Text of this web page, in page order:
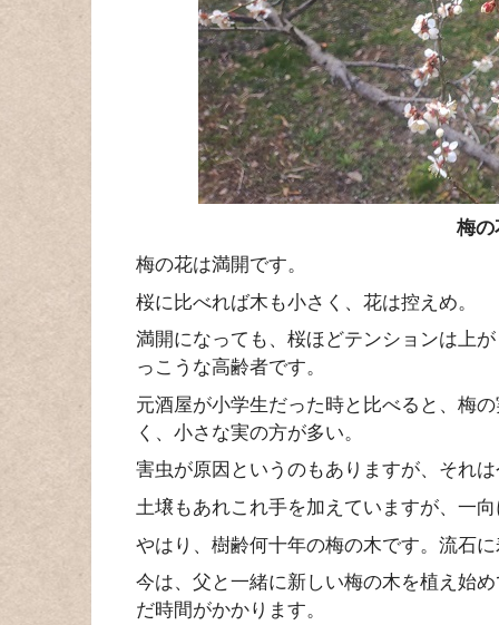
梅の
梅の花は満開です。
桜に比べれば木も小さく、花は控えめ。
満開になっても、桜ほどテンションは上
っこうな高齢者です。
元酒屋が小学生だった時と比べると、梅
く、小さな実の方が多い。
害虫が原因というのもありますが、それ
土壌もあれこれ手を加えていますが、一
やはり、樹齢何十年の梅の木です。流石
今は、父と一緒に新しい梅の木を植え始
だ時間がかかります。